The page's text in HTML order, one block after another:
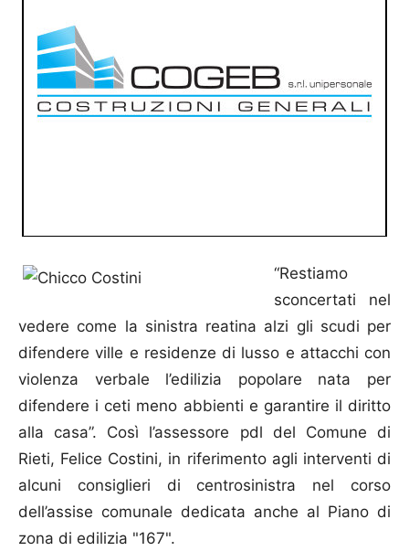
“Restiamo
sconcertati nel
vedere come la sinistra reatina alzi gli scudi per
difendere ville e residenze di lusso e attacchi con
violenza verbale l’edilizia popolare nata per
difendere i ceti meno abbienti e garantire il diritto
alla casa”. Così l’assessore pdl del Comune di
Rieti, Felice Costini, in riferimento agli interventi di
alcuni consiglieri di centrosinistra nel corso
dell’assise comunale dedicata anche al Piano di
zona di edilizia "167".